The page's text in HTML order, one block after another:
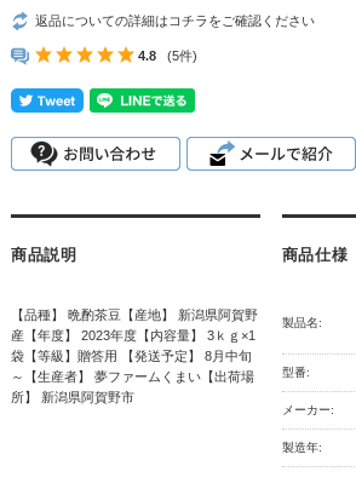
返品についての詳細はコチラをご確認ください
4.8 (5件)
商品説明
【品種】 晩酌茶豆【産地】 新潟県阿賀野
産【年度】 2023年度【内容量】 3ｋｇ×1
袋【等級】贈答用 【発送予定】 8月中旬
～【生産者】 夢ファームくまい【出荷場
所】 新潟県阿賀野市
商品仕様
製品名:
型番:
メーカー:
製造年: